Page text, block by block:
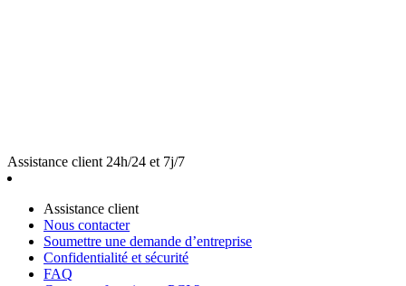
Assistance client 24h/24 et 7j/7
Assistance client
Nous contacter
Soumettre une demande d’entreprise
Confidentialité et sécurité
FAQ